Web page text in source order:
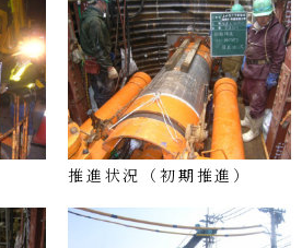
推進状況（初期推進）